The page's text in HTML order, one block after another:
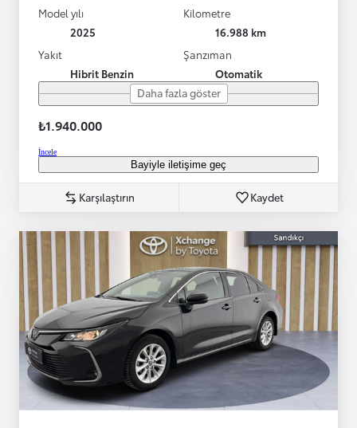
Model yılı
2025
Kilometre
16.988 km
Yakıt
Hibrit Benzin
Şanzıman
Otomatik
Daha fazla göster
₺1.940.000
İncele
Bayiyle iletişime geç
Karşılaştırın Kaydet